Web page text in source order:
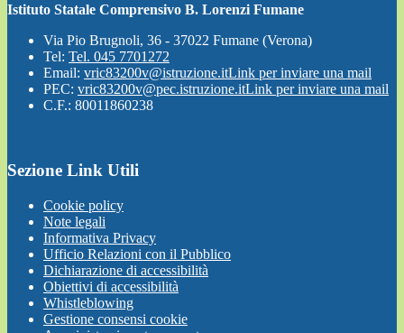
Istituto Statale Comprensivo B. Lorenzi Fumane
Via Pio Brugnoli, 36 - 37022 Fumane (Verona)
Tel: Tel. 045 7701272
Email: vric83200v@istruzione.itLink per inviare una mail
PEC: vric83200v@pec.istruzione.itLink per inviare una mail
C.F.: 80011860238
Sezione Link Utili
Cookie policy
Note legali
Informativa Privacy
Ufficio Relazioni con il Pubblico
Dichiarazione di accessibilità
Obiettivi di accessibilità
Whistleblowing
Gestione consensi cookie